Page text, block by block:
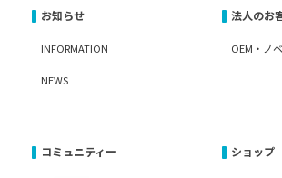
お知らせ
INFORMATION
NEWS
法人のお
OEM・ノ
コミュニティー ショップ